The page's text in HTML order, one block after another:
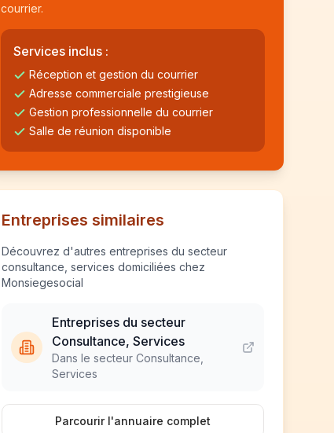
courrier.
Services inclus :
Réception et gestion du courrier
Adresse commerciale prestigieuse
Gestion professionnelle du courrier
Salle de réunion disponible
Entreprises similaires
Découvrez d'autres entreprises du secteur
consultance, services domiciliées chez
Monsiegesocial
Entreprises du secteur
Consultance, Services
Dans le secteur Consultance,
Services
Parcourir l'annuaire complet